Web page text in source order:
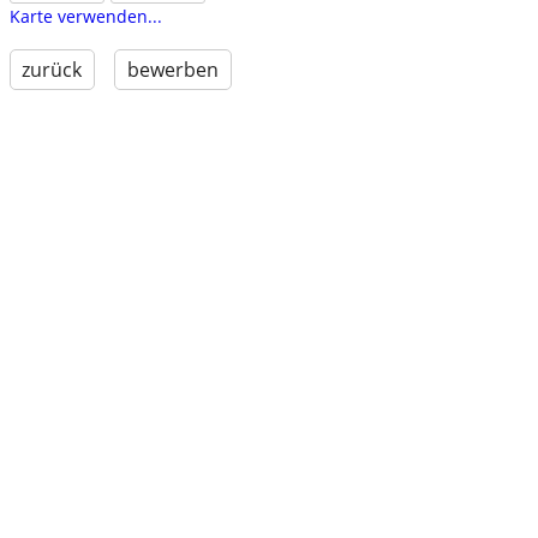
Karte verwenden...
zurück bewerben